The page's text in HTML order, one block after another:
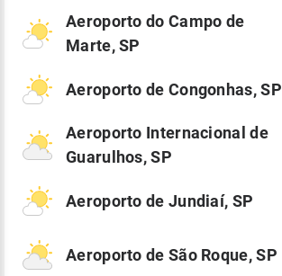
Aeroporto do Campo de
Marte, SP
Aeroporto de Congonhas, SP
Aeroporto Internacional de
Guarulhos, SP
Aeroporto de Jundiaí, SP
Aeroporto de São Roque, SP